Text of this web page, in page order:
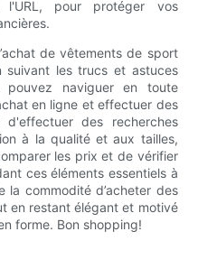
l'URL, pour protéger vos
de vêtements de sport
suivant les trucs et astuces
naviguer en toute
en ligne et effectuer des
des recherches
à la qualité et aux tailles,
les prix et de vérifier
ces éléments essentiels à
la commodité d’acheter des
en restant élégant et motivé
forme. Bon shopping!